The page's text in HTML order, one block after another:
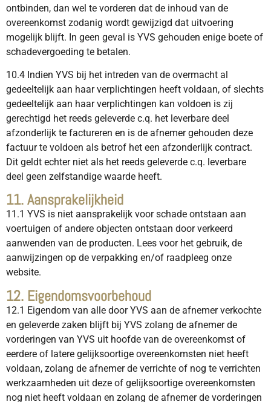
ontbinden, dan wel te vorderen dat de inhoud van de
overeenkomst zodanig wordt gewijzigd dat uitvoering
mogelijk blijft. In geen geval is YVS gehouden enige boete of
schadevergoeding te betalen.
10.4 Indien YVS bij het intreden van de overmacht al
gedeeltelijk aan haar verplichtingen heeft voldaan, of slechts
gedeeltelijk aan haar verplichtingen kan voldoen is zij
gerechtigd het reeds geleverde c.q. het leverbare deel
afzonderlijk te factureren en is de afnemer gehouden deze
factuur te voldoen als betrof het een afzonderlijk contract.
Dit geldt echter niet als het reeds geleverde c.q. leverbare
deel geen zelfstandige waarde heeft.
11. Aansprakelijkheid
11.1 YVS is niet aansprakelijk voor schade ontstaan aan
voertuigen of andere objecten ontstaan door verkeerd
aanwenden van de producten. Lees voor het gebruik, de
aanwijzingen op de verpakking en/of raadpleeg onze
website.
12. Eigendomsvoorbehoud
12.1 Eigendom van alle door YVS aan de afnemer verkochte
en geleverde zaken blijft bij YVS zolang de afnemer de
vorderingen van YVS uit hoofde van de overeenkomst of
eerdere of latere gelijksoortige overeenkomsten niet heeft
voldaan, zolang de afnemer de verrichte of nog te verrichten
werkzaamheden uit deze of gelijksoortige overeenkomsten
nog niet heeft voldaan en zolang de afnemer de vorderingen